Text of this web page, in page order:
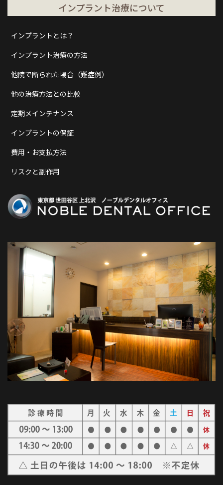
インプラント治療について
インプラントとは？
インプラント治療の方法
他院で断られた場合（難症例）
他の治療方法との比較
定期メインテナンス
インプラントの保証
費用・お支払方法
リスクと副作用